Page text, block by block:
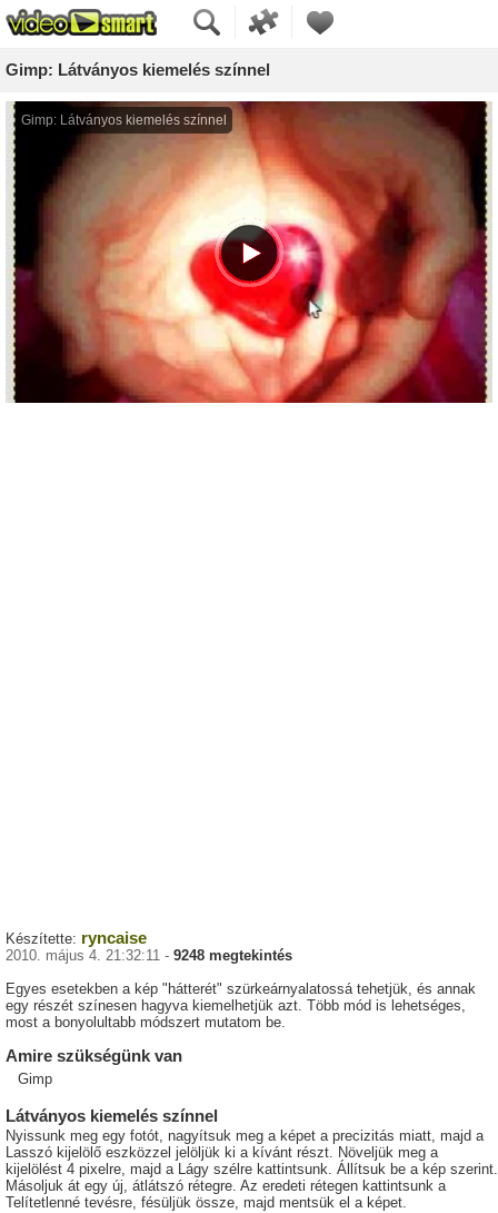
Gimp: Látványos kiemelés színnel
Készítette: ryncaise
2010. május 4. 21:32:11 - 9248 megtekintés
Egyes esetekben a kép "hátterét" szürkeárnyalatossá tehetjük, és annak
egy részét színesen hagyva kiemelhetjük azt. Több mód is lehetséges,
most a bonyolultabb módszert mutatom be.
Amire szükségünk van
Gimp
Látványos kiemelés színnel
Nyissunk meg egy fotót, nagyítsuk meg a képet a precizitás miatt, majd a
Lasszó kijelölő eszközzel jelöljük ki a kívánt részt. Növeljük meg a
kijelölést 4 pixelre, majd a Lágy szélre kattintsunk. Állítsuk be a kép szerint.
Másoljuk át egy új, átlátszó rétegre. Az eredeti rétegen kattintsunk a
Telítetlenné tevésre, fésüljük össze, majd mentsük el a képet.